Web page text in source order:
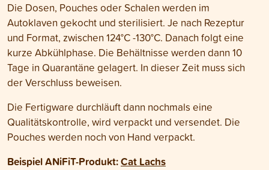
Die Dosen, Pouches oder Schalen werden im
Autoklaven gekocht und sterilisiert. Je nach Rezeptur
und Format, zwischen 124°C -130°C. Danach folgt eine
kurze Abkühlphase. Die Behältnisse werden dann 10
Tage in Quarantäne gelagert. In dieser Zeit muss sich
der Verschluss beweisen.
Die Fertigware durchläuft dann nochmals eine
Qualitätskontrolle, wird verpackt und versendet. Die
Pouches werden noch von Hand verpackt.
Beispiel ANiFiT-Produkt:Cat Lachs